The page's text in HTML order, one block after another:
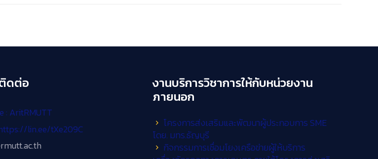
ดต่อ
: AritRMUTT
lin.ee/tXe209C
งานบริการวิชาการให้กับหน่วยงาน
ภายนอก
โครงการส่งเสริมและพัฒนาผู้ประกอบการ SME
โดย. มทร.ธัญบุรี
กิจกรรมการเชื่อมโยงเครือข่ายผู้ให้บริการ